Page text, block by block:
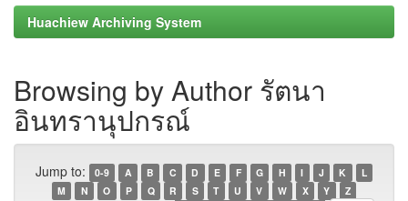
Huachiew Archiving System
Browsing by Author รัตนา
อินทรานุปกรณ์
Jump to: 0-9 A B C D E F G H I J K
L
M
N O P Q R S T U V W X Y Z